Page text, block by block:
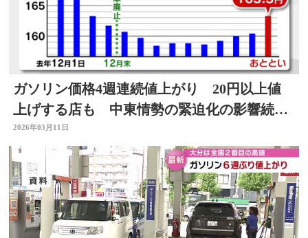
ガソリン価格4週連続値上がり 20円以上値
上げする店も 中東情勢の緊迫化の影響続
く 大分
2026年03月11日